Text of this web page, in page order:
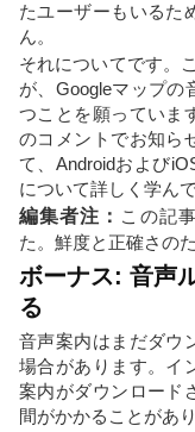
たユーザーもいるた
ん。
それについてです。
が、Googleマップの
つことを願っていま
のコメントでお知ら
て、Androidおよび
について詳しく学ん
編集者注： この記
た。鮮度と正確さの
ボーナス: 音声
る
音声案内はまだダウ
場合があります。イ
案内がダウンロード
間がかかることがあり